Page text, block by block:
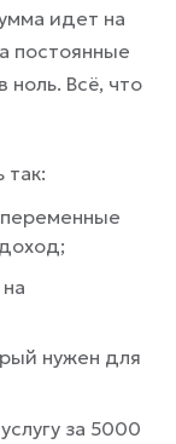
идет на
постоянные
ноль. Всё, что
переменные
нужен для
за 5000